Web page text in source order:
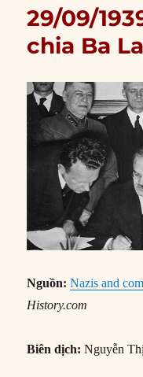
29/09/
chia Ba
Nguồn: Nazis and
History.com
Biên dịch: Nguyễn